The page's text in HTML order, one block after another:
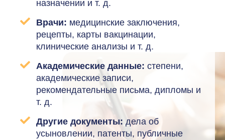
назначении и т. д.
Врачи: медицинские заключения,
рецепты, карты вакцинации,
клинические анализы и т. д.
Академические данные: степени,
академические записи,
рекомендательные письма, дипломы и
т. д.
Другие документы: дела об
усыновлении, патенты, публичные